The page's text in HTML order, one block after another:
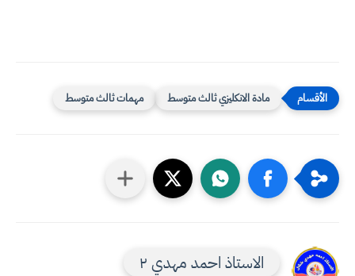
مادة الانكليزي ثالث متوسط مهمات ثالث متوسط
الاستاذ احمد مهدي ٢